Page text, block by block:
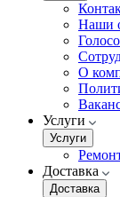
Наши
О
Услуги
Услуги
Доставка
Доставка